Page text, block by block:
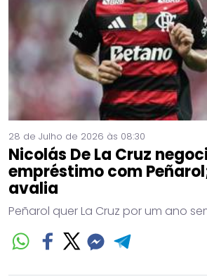
28 de Julho de 2026 às 08:30
Nicolás De La Cruz
empréstimo com
avalia
Peñarol quer La Cruz por um ano